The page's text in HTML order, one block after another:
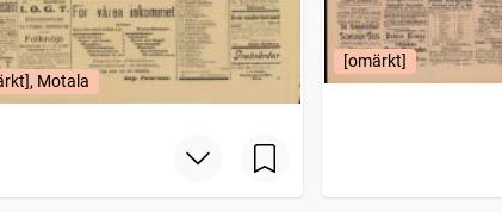
Motala
[omärkt]